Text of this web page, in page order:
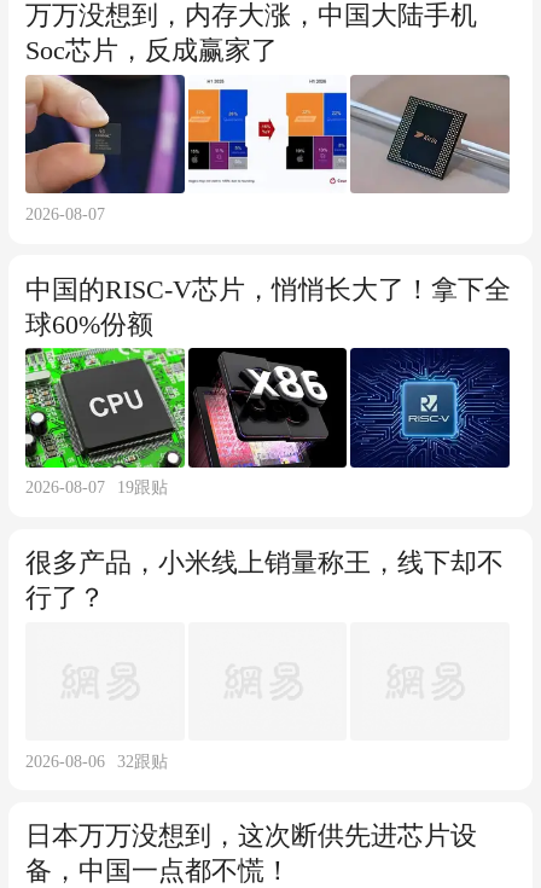
万万没想到，内存大涨，中国大陆手机
Soc芯片，反成赢家了
2026-08-07
中国的RISC-V芯片，悄悄长大了！拿下全
球60%份额
2026-08-07 19跟贴
很多产品，小米线上销量称王，线下却不
行了？
2026-08-06 32跟贴
日本万万没想到，这次断供先进芯片设
备，中国一点都不慌！